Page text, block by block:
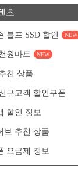
츠
블프 SSD 할인 NEW
원마트 NEW
천 상품
규고객 할인쿠폰
할인 정보
브 추천 상품
요금제 정보